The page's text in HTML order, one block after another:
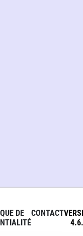
DE
CONTACT